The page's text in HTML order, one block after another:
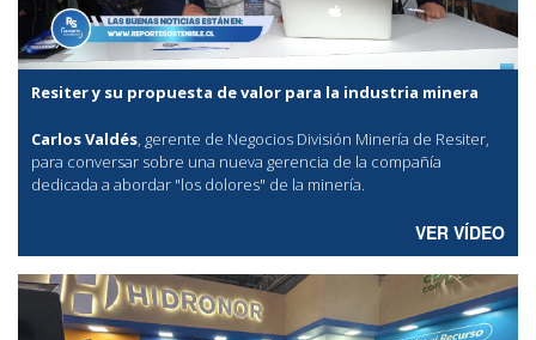
Resiter y su propuesta de valor para la industria minera
Carlos Valdés, gerente de Negocios División Minería de Resiter,
para conversar sobre una nueva gerencia de la compañía
dedicada a abordar "los dolores" de la minería.
VER VÍDEO